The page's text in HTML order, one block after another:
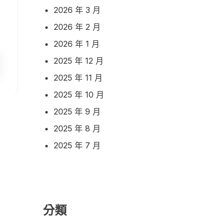
2026 年 3 月
2026 年 2 月
2026 年 1 月
2025 年 12 月
2025 年 11 月
2025 年 10 月
2025 年 9 月
2025 年 8 月
2025 年 7 月
分類